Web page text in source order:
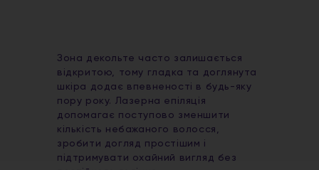
Зона декольте часто залишається
відкритою, тому гладка та доглянута
шкіра додає впевненості в будь-яку
пору року. Лазерна епіляція
допомагає поступово зменшити
кількість небажаного волосся,
зробити догляд простішим і
підтримувати охайний вигляд без